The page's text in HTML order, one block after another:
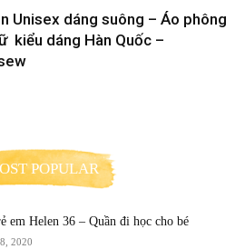
Unisex dáng suông – Áo phông
kiểu dáng Hàn Quốc –
POPULAR
em Helen 36 – Quần đi học cho bé
2020